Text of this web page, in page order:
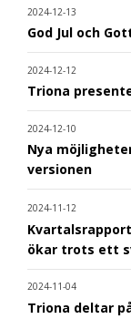
2024-12-13
God Jul och
2024-12-12
Triona
2024-12-10
Nya
versionen
2024-11-12
ökar trots ett
2024-11-04
Triona deltar